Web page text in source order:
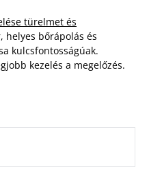
türelmet és
helyes bőrápolás és
kulcsfontosságúak.
kezelés a megelőzés.